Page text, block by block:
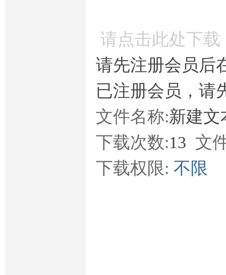
请点击此处下载
请先注册会员后
已注册会员，请
文件名称:新建
下载次数:13 文
下载权限: 不限